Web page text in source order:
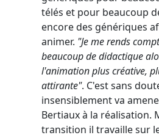
télés et pour beaucoup
encore des génériques
animer. "Je me rends
beaucoup de didactique
l'animation plus créative,
attirante". C'est sans
insensiblement va
Bertiaux à la réalisation.
transition il travaille sur